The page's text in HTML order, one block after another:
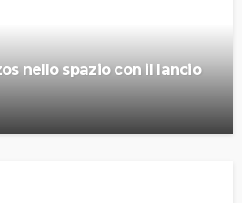
nello spazio con il lancio